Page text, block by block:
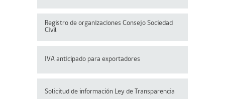
Registro de organizaciones Consejo Sociedad
Civil
IVA anticipado para exportadores
Solicitud de información Ley de Transparencia